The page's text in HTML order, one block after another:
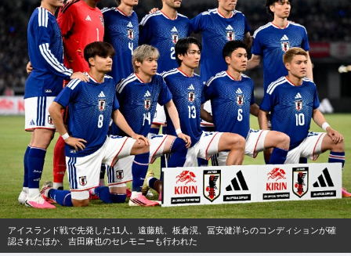
アイスランド戦で先発した11人。遠藤航、板倉滉、冨安健洋らのコンディションが確
認されたほか、吉田麻也のセレモニーも行われた